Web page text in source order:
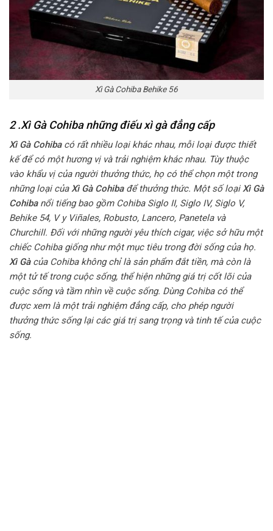
Xì Gà Cohiba Behike 56
2 .Xì Gà Cohibanhững điếu xì gà đẳng cấp
Xì Gà Cohibacó rất nhiều loại khác nhau, mỗi loại được thiết
kế để có một hương vị và trải nghiệm khác nhau. Tùy thuộc
vào khẩu vị của người thưởng thức, họ có thể chọn một trong
những loại của Xì Gà Cohibađể thưởng thức. Một số loại Xì Gà
Cohibanổi tiếng bao gồm Cohiba Siglo II, Siglo IV, Siglo V,
Behike 54, V y Viñales, Robusto, Lancero, Panetela và
Churchill. Đối với những người yêu thích cigar, việc sở hữu một
chiếc Cohiba giống như một mục tiêu trong đời sống của họ.
Xì Gàcủa Cohiba không chỉ là sản phẩm đắt tiền, mà còn là
một tử tế trong cuộc sống, thể hiện những giá trị cốt lõi của
cuộc sống và tầm nhìn về cuộc sống. Dùng Cohiba có thể
được xem là một trải nghiệm đẳng cấp, cho phép người
thưởng thức sống lại các giá trị sang trọng và tinh tế của cuộc
sống.